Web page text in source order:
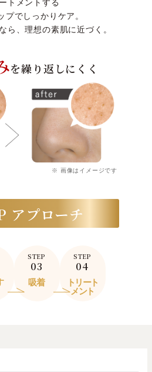
トメントする
プでしっかりケア。
ら、理想の素肌に近づく。
を繰り返しにくく
※ 画像はイメージです
アプローチ
STEP
03
吸着
STEP
04
トリート
メント